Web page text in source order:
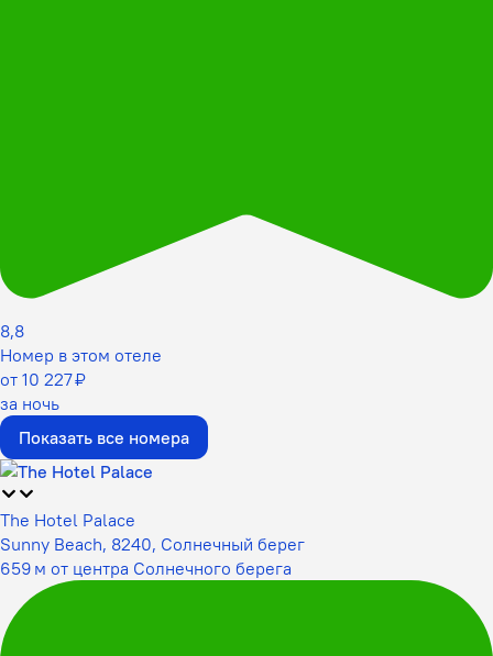
8,8
Номер в этом отеле
от 10 227 ₽
за ночь
Показать все номера
The Hotel Palace
Sunny Beach, 8240, Солнечный берег
659 м от центра Солнечного берега